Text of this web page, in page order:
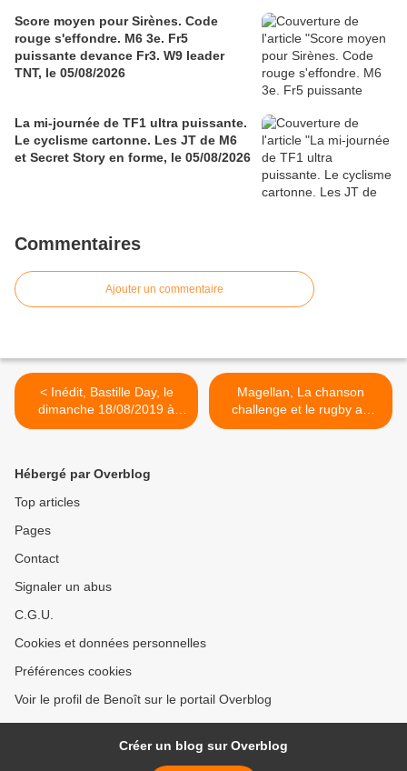
Score moyen pour Sirènes. Code
rouge s'effondre. M6 3e. Fr5
puissante devance Fr3. W9 leader
TNT, le 05/08/2026
La mi-journée de TF1 ultra puissante.
Le cyclisme cartonne. Les JT de M6
et Secret Story en forme, le 05/08/2026
Commentaires
Ajouter un commentaire
< Inédit, Bastille Day, le
dimanche 18/08/2019 à
21h05 sur TF1
Magellan, La chanson
challenge et le rugby au
coude à coude. NCIS LA en
Hébergé par Overblog
Top articles
Pages
Contact
Signaler un abus
C.G.U.
Cookies et données personnelles
Préférences cookies
Voir le profil de Benoît sur le portail Overblog
Créer un blog sur Overblog